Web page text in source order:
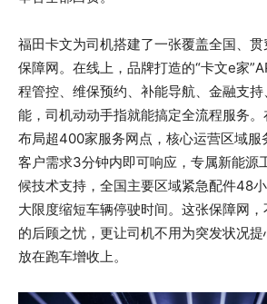
福田卡文为司机搭建了一张覆盖全国、
保障网。在线上，品牌打造的“卡文e家
程管控、维保预约、补能导航、金融支
能，司机动动手指就能搞定全流程服务
布局超400家服务网点，核心运营区域服
客户需求3分钟内即可响应，专属新能源
候技术支持，全国主要区域紧急配件48
大限度缩短车辆停驶时间。这张保障网
的后顾之忧，更让司机不用为突发状况
放在跑车增收上。